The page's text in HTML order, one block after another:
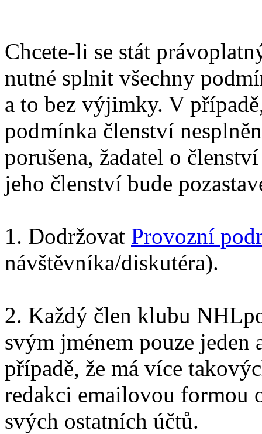
Chcete-li se stát
nutné splnit všechny
a to bez výjimky. V
podmínka členství
porušena, žadatel o
jeho členství bude
1. Dodržovat Provozní
návštěvníka/diskutéra).
2. Každý člen klubu
svým jménem pouze
případě, že má více
redakci emailovou formou
svých ostatních účtů.